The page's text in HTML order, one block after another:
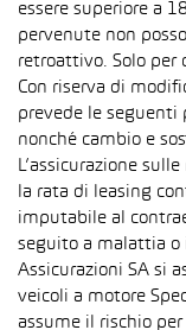
essere superiore a
pervenute non
retroattivo. Solo per
Con riserva di
prevede le seguenti
nonché cambio e
L’assicurazione
la rata di leasing
imputabile al
seguito a malattia o
Assicurazioni SA si
veicoli a motore
assume il rischio per